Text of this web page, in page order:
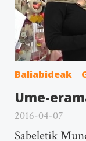
Baliabideak
Ume-
2016-04-07
Sabeletik